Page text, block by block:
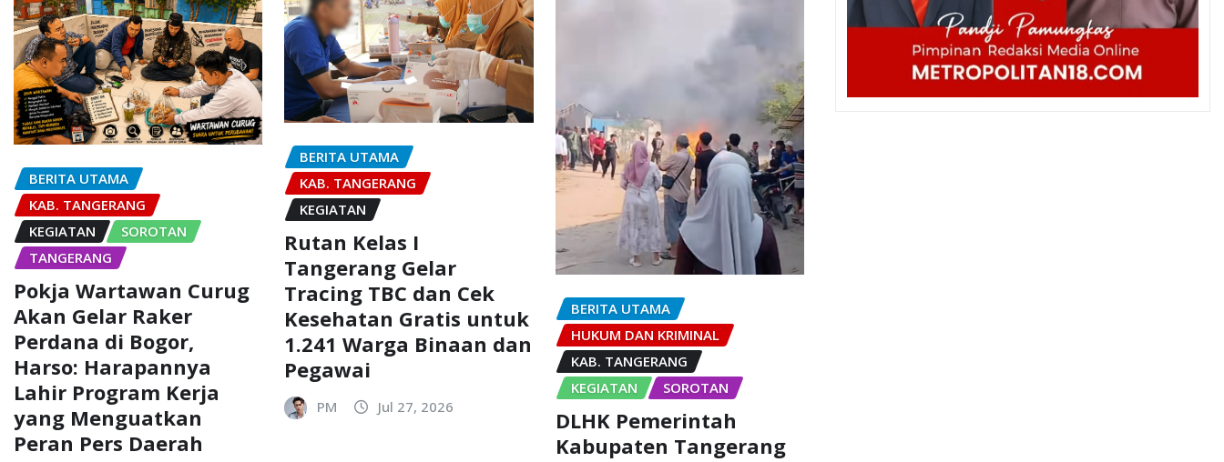
BERITA UTAMA
KAB. TANGERANG
KEGIATAN
SOROTAN
TANGERANG
Pokja Wartawan Curug
Akan Gelar Raker
Perdana di Bogor,
Harso: Harapannya
Lahir Program Kerja
yang Menguatkan
Peran Pers Daerah
BERITA UTAMA
KAB. TANGERANG
KEGIATAN
Rutan Kelas I
Tangerang Gelar
Tracing TBC dan Cek
Kesehatan Gratis untuk
1.241 Warga Binaan dan
Pegawai
PM Jul 27, 2026
BERITA UTAMA
HUKUM DAN KRIMINAL
KAB. TANGERANG
KEGIATAN
SOROTAN
DLHK Pemerintah
Kabupaten Tangerang